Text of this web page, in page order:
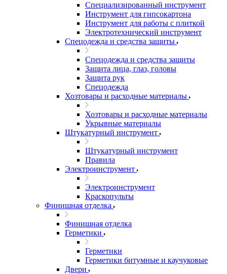
Специализированный инструмент
Инструмент для гипсокартона
Инструмент для работы с плиткой
Электротехнический инструмент
Спецодежда и средства защиты
Спецодежда и средства защиты
Защита лица, глаз, головы
Защита рук
Спецодежда
Хозтовары и расходные материалы
Хозтовары и расходные материалы
Укрывные материалы
Штукатурный инструмент
Штукатурный инструмент
Правила
Электроинструмент
Электроинструмент
Краскопульты
Финишная отделка
Финишная отделка
Герметики
Герметики
Герметики битумные и каучуковые
Двери